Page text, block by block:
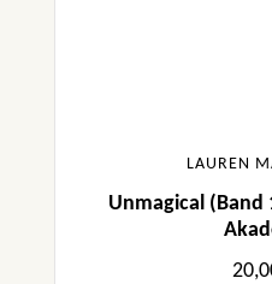
LAUREN
Unmagical (Band